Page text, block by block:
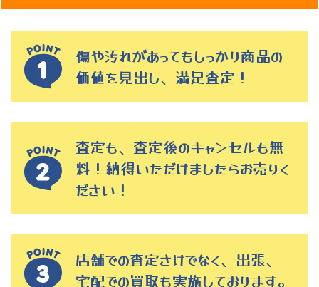
傷や汚れがあってもしっかり商品の
価値を見出し、満足査定！
査定も、査定後のキャンセルも無
料！納得いただけましたらお売りく
ださい！
店舗での査定さけでなく、出張、
宅配での買取も実施しております。